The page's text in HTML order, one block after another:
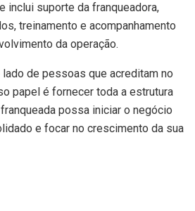
inclui suporte da franqueadora,
treinamento e acompanhamento
da operação.
de pessoas que acreditam no
papel é fornecer toda a estrutura
possa iniciar o negócio
e focar no crescimento da sua